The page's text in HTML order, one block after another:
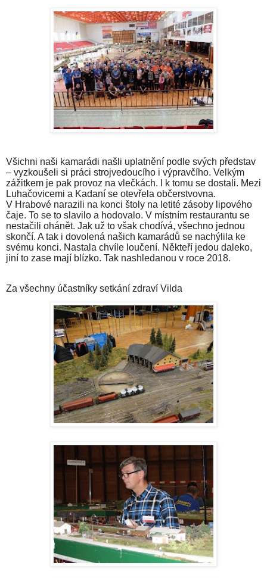
Všichni naši kamarádi našli uplatnění podle svých představ
– vyzkoušeli si práci strojvedoucího i výpravčího. Velkým
zážitkem je pak provoz na vlečkách. I k tomu se dostali. Mezi
Luhačovicemi a Kadaní se otevřela občerstvovna.
V Hrabové narazili na konci štoly na letité zásoby lipového
čaje. To se to slavilo a hodovalo. V místním restaurantu se
nestačili ohánět. Jak už to však chodívá, všechno jednou
skončí. A tak i dovolená našich kamarádů se nachýlila ke
svému konci. Nastala chvíle loučení. Někteří jedou daleko,
jiní to zase mají blízko. Tak nashledanou v roce 2018.
Za všechny účastníky setkání zdraví Vilda